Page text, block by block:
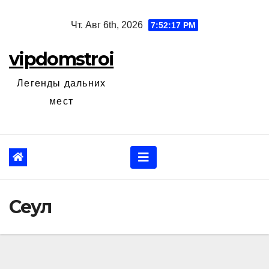
Чт. Авг 6th, 2026 7:52:18 PM
vipdomstroi
Легенды дальних
мест
Сеул